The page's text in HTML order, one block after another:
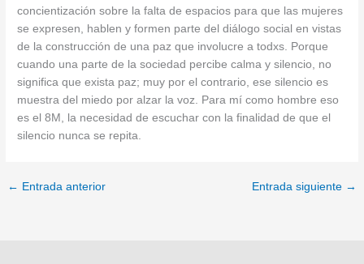
concientización sobre la falta de espacios para que las mujeres
se expresen, hablen y formen parte del diálogo social en vistas
de la construcción de una paz que involucre a todxs. Porque
cuando una parte de la sociedad percibe calma y silencio, no
significa que exista paz; muy por el contrario, ese silencio es
muestra del miedo por alzar la voz. Para mí como hombre eso
es el 8M, la necesidad de escuchar con la finalidad de que el
silencio nunca se repita.
← Entrada anterior Entrada siguiente →